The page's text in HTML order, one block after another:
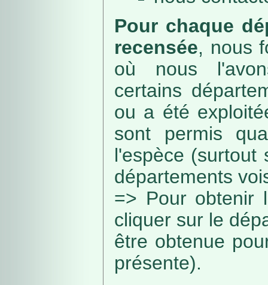
Pour chaque
recensée, nous
où nous
certains
ou a été
sont permis
l'espèce (surtout
départements
=> Pour obtenir
cliquer sur le
être obtenue
présente).